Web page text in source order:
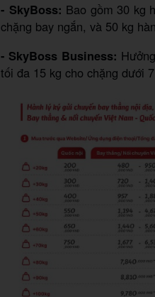
- SkyBoss: Bao gồm 30 kg
chặng bay ngắn, và 50 kg
- SkyBoss Business:
tối đa 15 kg cho chặng dưới